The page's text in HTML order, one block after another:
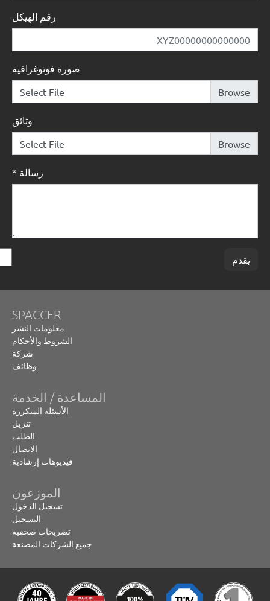
رقم الهيكل
صورة فوتوغرافية
Select File
وثائق
Select File
رسالة *
يقدم
SPACCER
معلومات النشر
الشروط والأحكام
شركة
وظائف
المساعدة / الخدمة
الأسئلة المتكررة
تنزيل
الطلب
الاتصال
فيديوهات إرشادية
الموزعون
تسجيل الدخول
التسجيل
تصريحات صحفيه
جميع الشركات المصنعة